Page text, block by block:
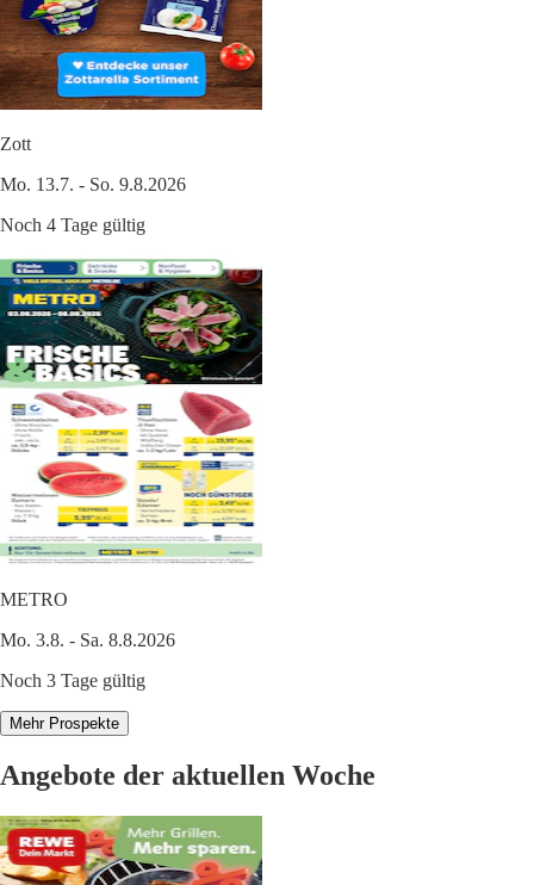
Zott
Mo. 13.7. - So. 9.8.2026
Noch 4 Tage gültig
METRO
Mo. 3.8. - Sa. 8.8.2026
Noch 3 Tage gültig
Mehr Prospekte
Angebote der aktuellen Woche